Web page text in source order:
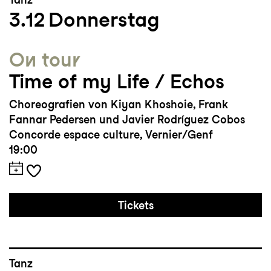
aufgetreten
3.12 Donnerstag
On tour
Time of my Life / Echos
Choreografien von Kiyan Khoshoie, Frank
Fannar Pedersen und Javier Rodríguez Cobos
Concorde espace culture, Vernier/Genf
19:00
Tickets
Tanz